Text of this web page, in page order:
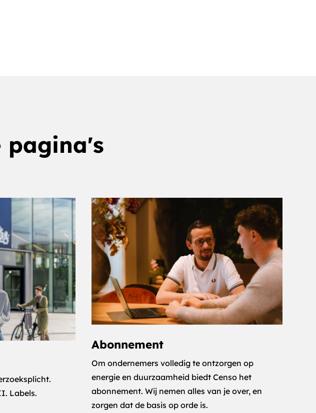
pagina's
Labels.
Abonnement
Om ondernemers volledig te ontzorgen op
energie en duurzaamheid biedt Censo het
abonnement. Wij nemen alles van je over, en
zorgen dat de basis op orde is.